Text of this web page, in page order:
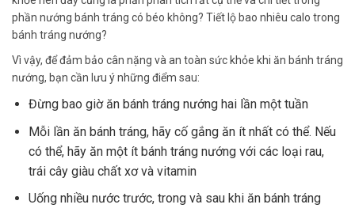
phần nướng bánh tráng có béo không? Tiết lộ bao nhiêu calo trong
bánh tráng nướng?
Vì vậy, để đảm bảo cân nặng và an toàn sức khỏe khi ăn bánh tráng
nướng, bạn cần lưu ý những điểm sau:
Đừng bao giờ ăn bánh tráng nướng hai lần một tuần
Mỗi lần ăn bánh tráng, hãy cố gắng ăn ít nhất có thể. Nếu
có thể, hãy ăn một ít bánh tráng nướng với các loại rau,
trái cây giàu chất xơ và vitamin
Uống nhiều nước trước, trong và sau khi ăn bánh tráng